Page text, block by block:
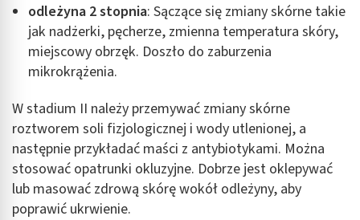
odleżyna 2 stopnia: Sączące się zmiany skórne takie
jak nadżerki, pęcherze, zmienna temperatura skóry,
miejscowy obrzęk. Doszło do zaburzenia
mikrokrążenia.
W stadium II należy przemywać zmiany skórne
roztworem soli fizjologicznej i wody utlenionej, a
następnie przykładać maści z antybiotykami. Można
stosować opatrunki okluzyjne. Dobrze jest oklepywać
lub masować zdrową skórę wokół odleżyny, aby
poprawić ukrwienie.